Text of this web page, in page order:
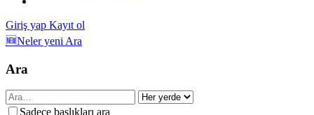
Giriş yap Kayıt ol
🆕Neler yeni Ara
Ara
Sadece başlıkları ara